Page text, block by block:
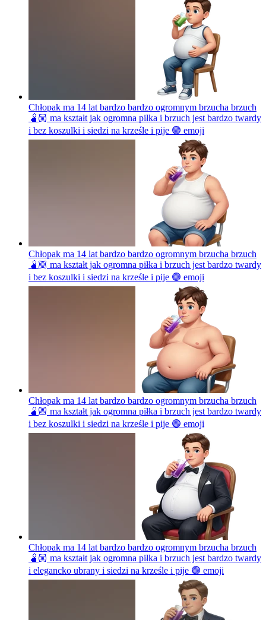
Chłopak ma 14 lat bardzo bardzo ogromnym brzucha brzuch
🫄🏼 ma kształt jak ogromna piłka i brzuch jest bardzo twardy
i bez koszulki i siedzi na krześle i pije 🟣 emoji
Chłopak ma 14 lat bardzo bardzo ogromnym brzucha brzuch
🫄🏼 ma kształt jak ogromna piłka i brzuch jest bardzo twardy
i bez koszulki i siedzi na krześle i pije 🟣 emoji
Chłopak ma 14 lat bardzo bardzo ogromnym brzucha brzuch
🫄🏼 ma kształt jak ogromna piłka i brzuch jest bardzo twardy
i bez koszulki i siedzi na krześle i pije 🟣 emoji
Chłopak ma 14 lat bardzo bardzo ogromnym brzucha brzuch
🫄🏼 ma kształt jak ogromna piłka i brzuch jest bardzo twardy
i elegancko ubrany i siedzi na krześle i pije 🟣 emoji